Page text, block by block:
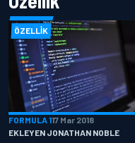
ÖZELLIK
FORMULA 117 Mar 2018
EKLEYEN JONATHAN NOBLE